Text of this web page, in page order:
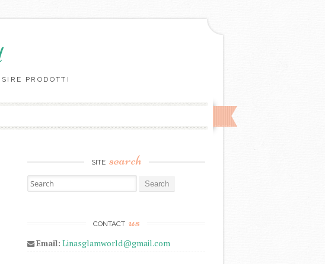
PRODOTTI
SITE search
Search for:
CONTACT us
Email: Linasglamworld@gmail.com